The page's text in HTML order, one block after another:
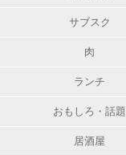
サブスク
肉
ランチ
おもしろ・話題
居酒屋